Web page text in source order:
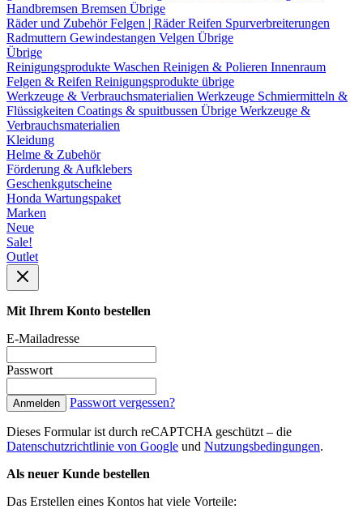
Handbremsen Bremsen Übrige
Räder und ZubehörFelgen | RäderReifen Spurverbreiterungen
Radmuttern Gewindestangen Velgen Übrige
Übrige
Reinigungsprodukte Waschen Reinigen & Polieren Innenraum
Felgen & Reifen Reinigungsprodukte übrige
Werkzeuge & Verbrauchsmaterialien Werkzeuge Schmiermitteln &
Flüssigkeiten Coatings & spuitbussen Übrige Werkzeuge &
Verbrauchsmaterialien
Kleidung
Helme & Zubehör
Förderung & Aufklebers
Geschenkgutscheine
Honda Wartungspaket
Marken
Neue
Sale!
Outlet
Mit Ihrem Konto bestellen
E-Mailadresse
Passwort
Anmelden Passwort vergessen?
Dieses Formular ist durch reCAPTCHA geschützt – die
Datenschutzrichtlinie von Google und Nutzungsbedingungen.
Als neuer Kunde bestellen
Das Erstellen eines Kontos hat viele Vorteile: